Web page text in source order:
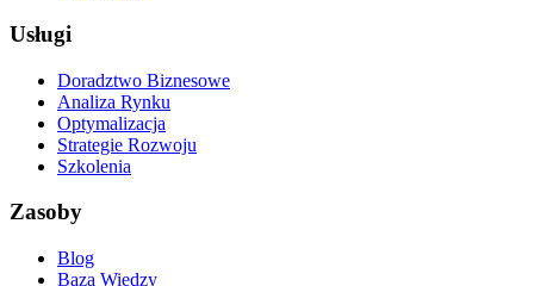
Usługi
Doradztwo Biznesowe
Analiza Rynku
Optymalizacja
Strategie Rozwoju
Szkolenia
Zasoby
Blog
Baza Wiedzy